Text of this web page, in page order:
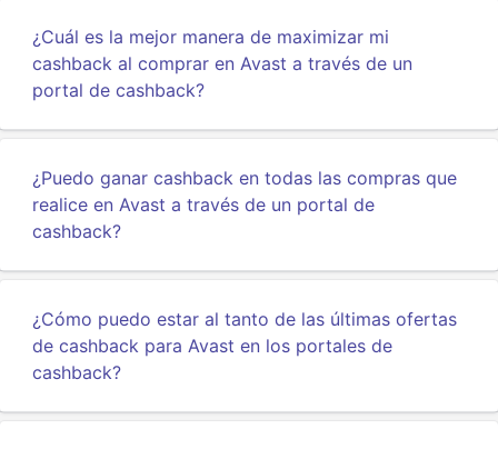
¿Cuál es la mejor manera de maximizar mi
cashback al comprar en Avast a través de un
portal de cashback?
¿Puedo ganar cashback en todas las compras que
realice en Avast a través de un portal de
cashback?
¿Cómo puedo estar al tanto de las últimas ofertas
de cashback para Avast en los portales de
cashback?